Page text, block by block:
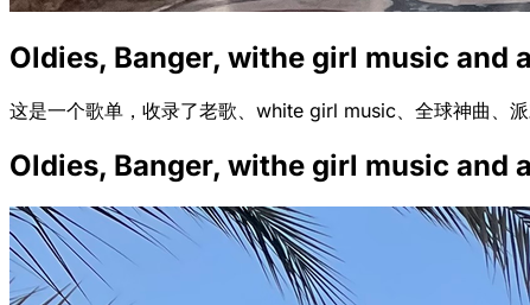
Oldies, Banger, withe girl music and
这是一个歌单，收录了老歌、white girl music、全球神曲、
Oldies, Banger, withe girl music and